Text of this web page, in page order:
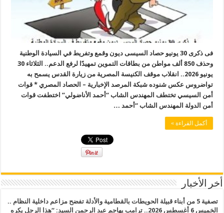
فى ذكرى 30 يونيو حصاد السيسى ديون وقمع وتفريط في السيادة الوطنية
وحذف 850 ألف مواطن من بطاقات التموين تمهيدًا لرفع الدعم.. الثلاثاء 30
يونيو 2026.. انقلاب موقف الكنيسة المصرية من زيارة القدس يسمح به
تواضروس عكس شنوده شبكة المرصد الإخبارية – الحصاد المصري * قوات
أمن السيسي تختطف المهندس الشاب “أحمد الأناضولي” اختطفت قوات
أمن الدولة المهندس الشاب “أحمد …
أكمل القراءة »
أخر الأخبار
تصفية 5 من أبناء قبيلة الحويطات بالقطامية والأدلة تفضح مزاعم داخلية النظام ..
الخميس 6 أغسطس 2026.. ترامب يهاجم عبد الرحمن السيد: “هذا الرجل يكره